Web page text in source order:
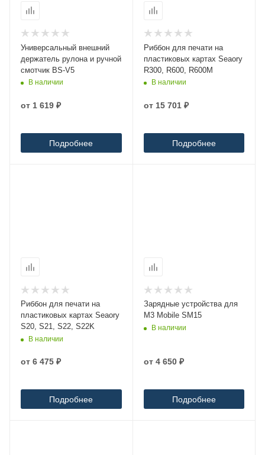
Универсальный внешний
держатель рулона и ручной
смотчик BS-V5
В наличии
от 1 619 ₽
Подробнее
Риббон для печати на
пластиковых картах Seaory
R300, R600, R600M
В наличии
от 15 701 ₽
Подробнее
Риббон для печати на
пластиковых картах Seaory
S20, S21, S22, S22K
В наличии
от 6 475 ₽
Подробнее
Зарядные устройства для
M3 Mobile SM15
В наличии
от 4 650 ₽
Подробнее